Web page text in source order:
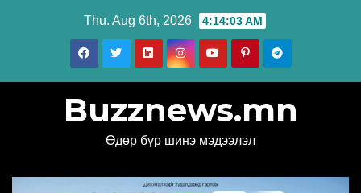
Thu. Aug 6th, 2026 4:14:04 AM
Buzznews.mn
Өдөр бүр шинэ мэдээлэл